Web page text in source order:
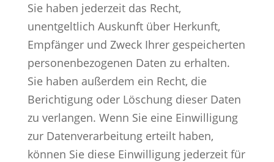
Sie haben jederzeit das Recht,
unentgeltlich Auskunft über Herkunft,
Empfänger und Zweck Ihrer gespeicherten
personenbezogenen Daten zu erhalten.
Sie haben außerdem ein Recht, die
Berichtigung oder Löschung dieser Daten
zu verlangen. Wenn Sie eine Einwilligung
zur Datenverarbeitung erteilt haben,
können Sie diese Einwilligung jederzeit für